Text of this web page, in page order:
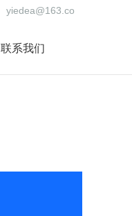
联系我们
yiedea@163.co